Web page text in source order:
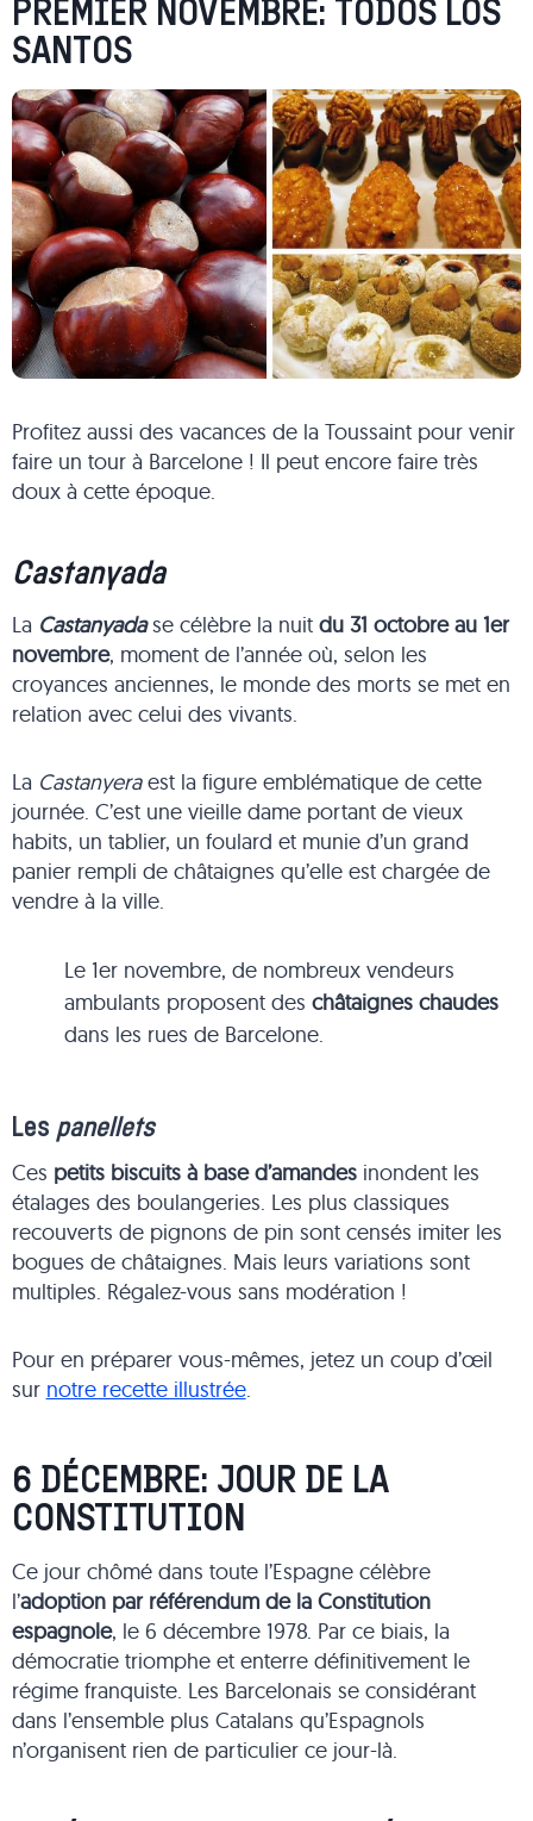
PREMIER NOVEMBRE: TODOS LOS
SANTOS
Profitez aussi des vacances de la Toussaint pour venir
faire un tour à Barcelone ! Il peut encore faire très
doux à cette époque.
Castanyada
La Castanyada se célèbre la nuit du 31 octobre au 1er
novembre, moment de l’année où, selon les
croyances anciennes, le monde des morts se met en
relation avec celui des vivants.
La Castanyeraest la figure emblématique de cette
journée. C’est une vieille dame portant de vieux
habits, un tablier, un foulard et munie d’un grand
panier rempli de châtaignes qu’elle est chargée de
vendre à la ville.
Le 1er novembre, de nombreux vendeurs
ambulants proposent deschâtaignes chaudes
dans les rues de Barcelone.
Les panellets
Ces petits biscuits à base d’amandesinondent les
étalages des boulangeries. Les plus classiques
recouverts de pignons de pin sont censés imiter les
bogues de châtaignes. Mais leurs variations sont
multiples. Régalez-vous sans modération !
Pour en préparer vous-mêmes, jetez un coup d’œil
sur notre recette illustrée.
6 DÉCEMBRE: JOUR DE LA
CONSTITUTION
Ce jour chômé dans toute l’Espagne célèbre
l’adoption par référendum de la Constitution
espagnole, le 6 décembre 1978. Par ce biais, la
démocratie triomphe et enterre définitivement le
régime franquiste. Les Barcelonais se considérant
dans l’ensemble plus Catalans qu’Espagnols
n’organisent rien de particulier ce jour-là.